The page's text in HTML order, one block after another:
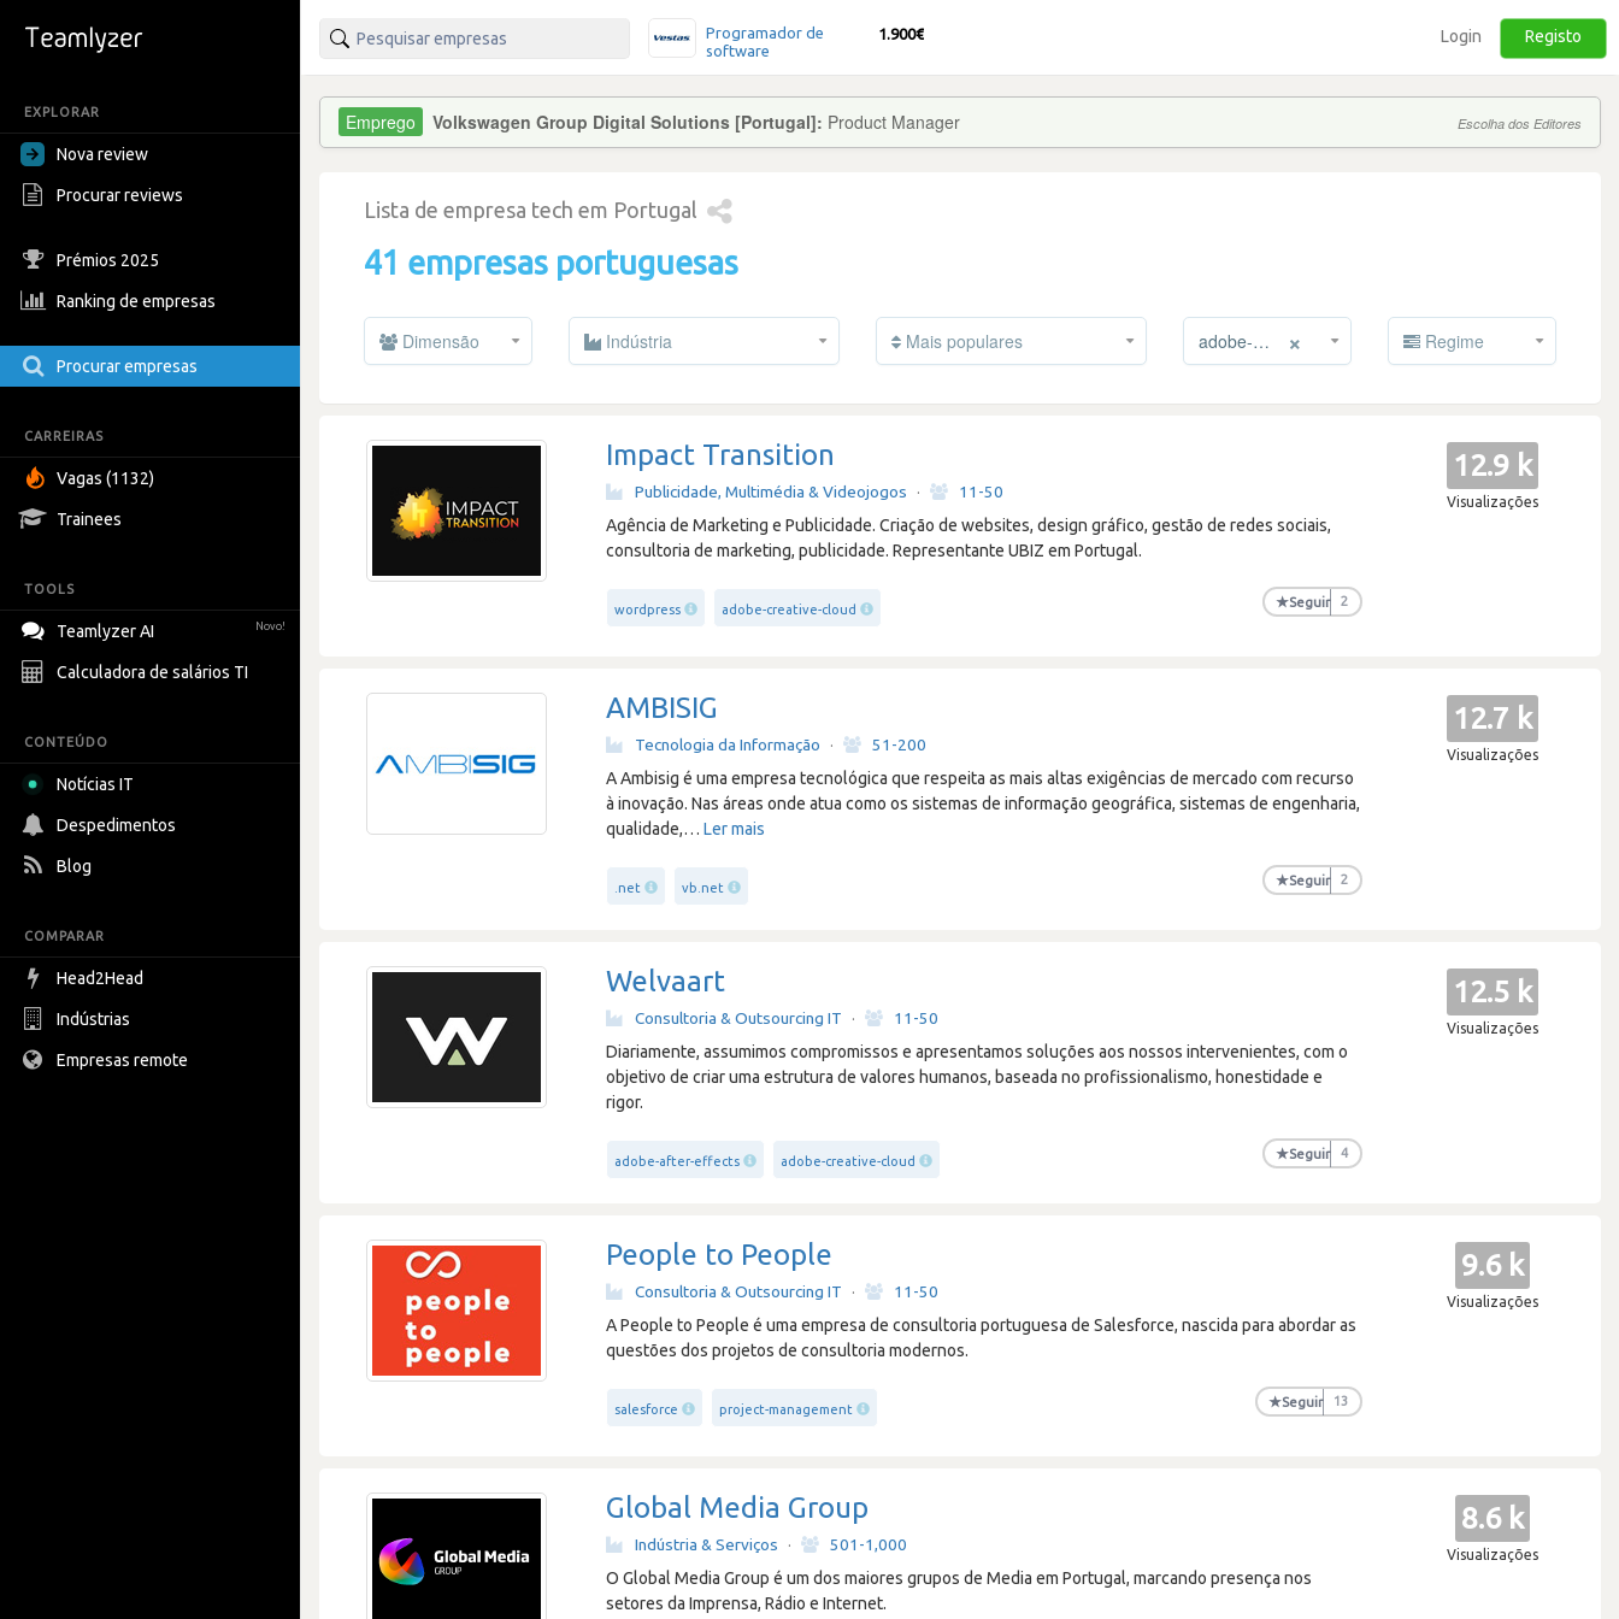
EXPLORAR
Nova review
Procurar reviews
Prémios 2025
Ranking de empresas
Procurar empresas
CARREIRAS
Vagas (1132)
Trainees
TOOLS
Teamlyzer AI Novo!
Calculadora de salários TI
CONTEÚDO
Notícias IT
Despedimentos
Blog
COMPARAR
Head2Head
Indústrias
Empresas remote
Programador de
software
1.900€ Login Registo
Volkswagen Group Digital Solutions [Portugal]: Product Manager Escolha dos Editores
Lista de empresa tech em Portugal
41 empresas portuguesas
Dimensão Indústria Mais populares ×
adobe-creative-cloud Regime
Impact Transition
Publicidade, Multimédia & Videojogos ·
11-50
Agência de Marketing e Publicidade. Criação de websites, design gráfico, gestão de redes sociais,
consultoria de marketing, publicidade. Representante UBIZ em Portugal.
wordpress adobe-creative-cloud
★Seguir 2
12.9 k
Visualizações
AMBISIG
Tecnologia da Informação ·
51-200
A Ambisig é uma empresa tecnológica que respeita as mais altas exigências de mercado com recurso
à inovação. Nas áreas onde atua como os sistemas de informação geográfica, sistemas de engenharia,
qualidade,…Ler mais
.net vb.net
★Seguir 2
12.7 k
Visualizações
Welvaart
Consultoria & Outsourcing IT ·
11-50
Diariamente, assumimos compromissos e apresentamos soluções aos nossos intervenientes, com o
objetivo de criar uma estrutura de valores humanos, baseada no profissionalismo, honestidade e
rigor.
adobe-after-effects adobe-creative-cloud
★Seguir 4
12.5 k
Visualizações
People to People
Consultoria & Outsourcing IT ·
11-50
A People to People é uma empresa de consultoria portuguesa de Salesforce, nascida para abordar as
questões dos projetos de consultoria modernos.
salesforce project-management
★Seguir 13
9.6 k
Visualizações
Global Media Group
Indústria & Serviços ·
501-1,000
O Global Media Group é um dos maiores grupos de Media em Portugal, marcando presença nos
setores da Imprensa, Rádio e Internet.
8.6 k
Visualizações